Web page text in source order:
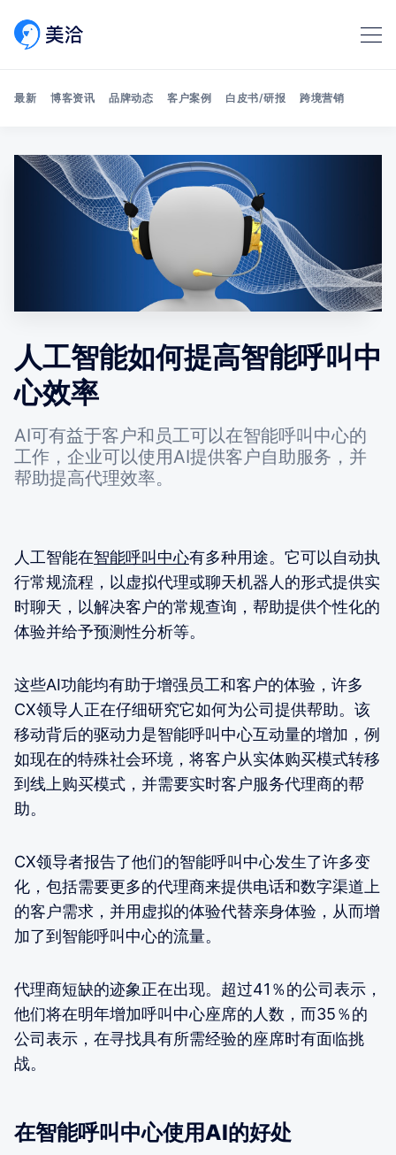
Search 美洽博客
最新 博客资讯 品牌动态 客户案例 白皮书/研报 跨境营销
人工智能如何提高智能呼叫中
心效率
AI可有益于客户和员工可以在智能呼叫中心的
工作，企业可以使用AI提供客户自助服务，并
帮助提高代理效率。
人工智能在智能呼叫中心有多种用途。它可以自动执
行常规流程，以虚拟代理或聊天机器人的形式提供实
时聊天，以解决客户的常规查询，帮助提供个性化的
体验并给予预测性分析等。
这些AI功能均有助于增强员工和客户的体验，许多
CX领导人正在仔细研究它如何为公司提供帮助。该
移动背后的驱动力是智能呼叫中心互动量的增加，例
如现在的特殊社会环境，将客户从实体购买模式转移
到线上购买模式，并需要实时客户服务代理商的帮
助。
CX领导者报告了他们的智能呼叫中心发生了许多变
化，包括需要更多的代理商来提供电话和数字渠道上
的客户需求，并用虚拟的体验代替亲身体验，从而增
加了到智能呼叫中心的流量。
代理商短缺的迹象正在出现。超过41％的公司表示，
他们将在明年增加呼叫中心座席的人数，而35％的
公司表示，在寻找具有所需经验的座席时有面临挑
战。
在智能呼叫中心使用AI的好处